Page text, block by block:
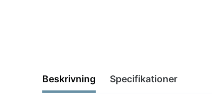
Beskrivning Specifikationer